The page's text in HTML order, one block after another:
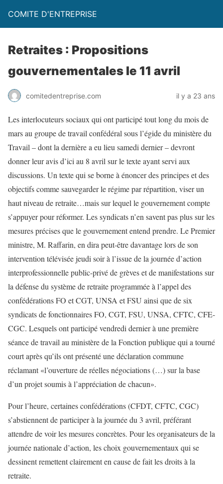
COMITE D'ENTREPRISE
Retraites : Propositions
gouvernementales le 11 avril
comitedentreprise.com il y a 23 ans
Les interlocuteurs sociaux qui ont participé tout long du mois de
mars au groupe de travail confédéral sous l’égide du ministère du
Travail – dont la dernière a eu lieu samedi dernier – devront
donner leur avis d’ici au 8 avril sur le texte ayant servi aux
discussions. Un texte qui se borne à énoncer des principes et des
objectifs comme sauvegarder le régime par répartition, viser un
haut niveau de retraite…mais sur lequel le gouvernement compte
s’appuyer pour réformer. Les syndicats n’en savent pas plus sur les
mesures précises que le gouvernement entend prendre. Le Premier
ministre, M. Raffarin, en dira peut-être davantage lors de son
intervention télévisée jeudi soir à l’issue de la journée d’action
interprofessionnelle public-privé de grèves et de manifestations sur
la défense du système de retraite programmée à l’appel des
confédérations FO et CGT, UNSA et FSU ainsi que de six
syndicats de fonctionnaires FO, CGT, FSU, UNSA, CFTC, CFE-
CGC. Lesquels ont participé vendredi dernier à une première
séance de travail au ministère de la Fonction publique qui a tourné
court après qu’ils ont présenté une déclaration commune
réclamant «l’ouverture de réelles négociations (…) sur la base
d’un projet soumis à l’appréciation de chacun».
Pour l’heure, certaines confédérations (CFDT, CFTC, CGC)
s’abstiennent de participer à la journée du 3 avril, préférant
attendre de voir les mesures concrètes. Pour les organisateurs de la
journée nationale d’action, les choix gouvernementaux qui se
dessinent remettent clairement en cause de fait les droits à la
retraite.